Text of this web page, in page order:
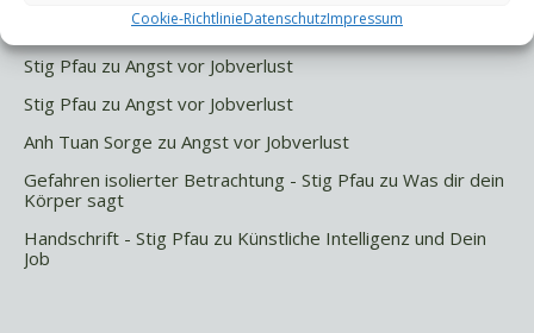
Cookie-RichtlinieDatenschutzImpressum
Letzte Kommentare
Stig Pfau zu Angst vor Jobverlust
Stig Pfau zu Angst vor Jobverlust
Anh Tuan Sorge zu Angst vor Jobverlust
Gefahren isolierter Betrachtung - Stig Pfau zu Was dir dein
Körper sagt
Handschrift - Stig Pfau zu Künstliche Intelligenz und Dein
Job